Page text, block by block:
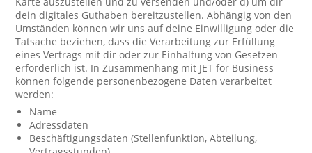
dein digitales Guthaben bereitzustellen. Abhängig von den
Umständen können wir uns auf deine Einwilligung oder die
Tatsache beziehen, dass die Verarbeitung zur Erfüllung
eines Vertrags mit dir oder zur Einhaltung von Gesetzen
erforderlich ist. In Zusammenhang mit JET for Business
können folgende personenbezogene Daten verarbeitet
werden:
Name
Adressdaten
Beschäftigungsdaten (Stellenfunktion, Abteilung,